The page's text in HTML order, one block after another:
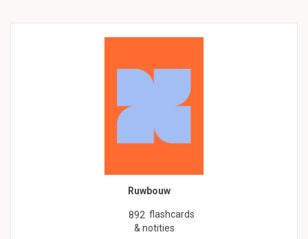
Ruwbouw
892 flashcards
& notities